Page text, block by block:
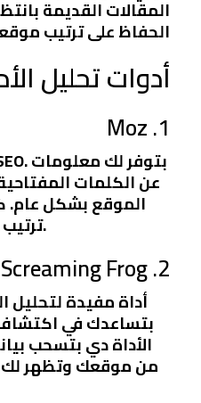
المقالات القديمة
الحفاظ على ترتيب
أدوات تحليل
1. Moz
عن الكلمات
الموقع بشكل عام.
ترتيب موقعك في نتائج البحث.
2. Screaming Frog
بتساعدك في اكتشاف
من موقعك وتظهر لك